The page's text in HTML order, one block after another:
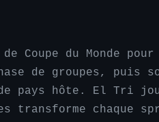
Coupe du Monde
de groupes, puis
pays hôte. El Tri
transforme chaque